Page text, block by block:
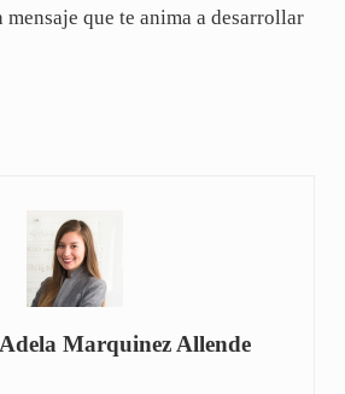
mensaje que te anima a desarrollar
Adela Marquinez Allende